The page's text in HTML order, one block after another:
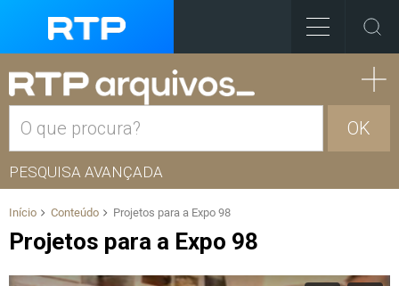
OK
PESQUISA AVANÇADA
Início Conteúdo Projetos para a Expo 98
Projetos para a Expo 98